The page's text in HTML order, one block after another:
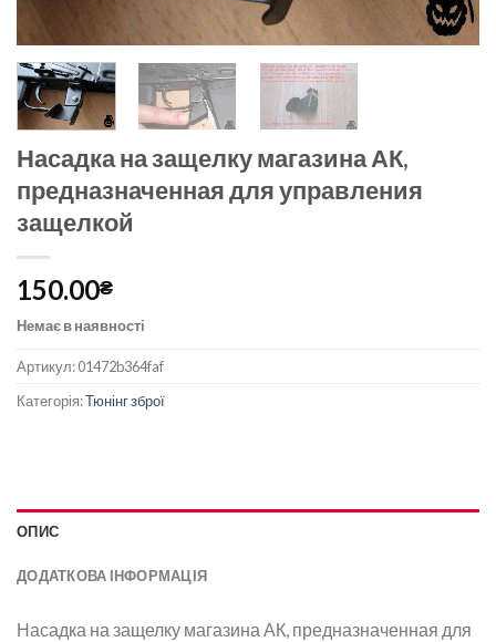
Насадка на защелку магазина АК,
предназначенная для управления
защелкой
150.00₴
Немає в наявності
Артикул:01472b364faf
Категорія:Тюнінг зброї
ОПИС
ДОДАТКОВА ІНФОРМАЦІЯ
Насадка на защелку магазина АК, предназначенная для